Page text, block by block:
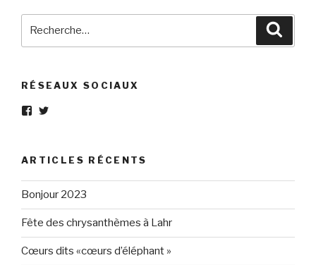
RÉSEAUX SOCIAUX
Voir
Eléphant-
Gris-
160596147294205
sur
Facebook
Voir
elephantgris
sur
Twitter
ARTICLES RÉCENTS
Bonjour 2023
Fête des chrysanthèmes à Lahr
Cœurs dits «cœurs d’éléphant »